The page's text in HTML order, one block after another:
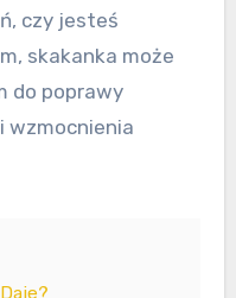
czy jesteś
skakanka może
do poprawy
wzmocnienia